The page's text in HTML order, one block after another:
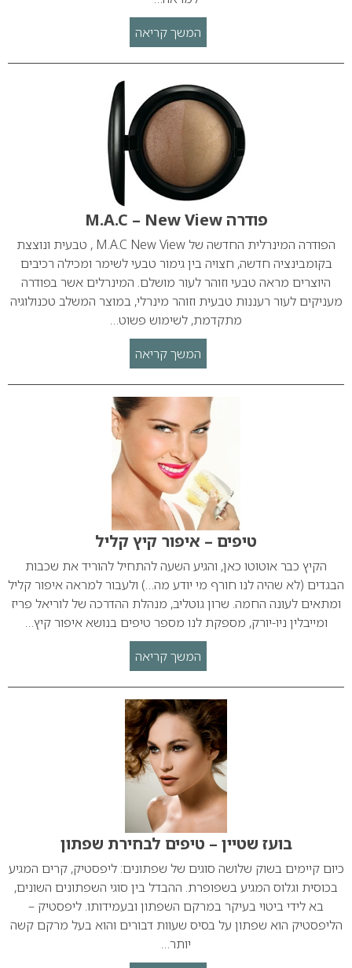
המשך קריאה
פודרה M.A.C – New View
הפודרה המינרלית החדשה של M.A.C New View , טבעית ונוצצת
בקומבינציה חדשה, חצויה בין גימור טבעי לשימר ומכילה רכיבים
היוצרים מראה טבעי וזוהר לעור מושלם. המינרלים אשר בפודרה
מעניקים לעור רעננות טבעית וזוהר מינרלי, במוצר המשלב טכנולוגיה
מתקדמת, לשימוש פשוט…
המשך קריאה
טיפים – איפור קיץ קליל
הקיץ כבר אוטוטו כאן, והגיע השעה להתחיל להוריד את שכבות
הבגדים (לא שהיה לנו חורף מי יודע מה…) ולעבור למראה איפור קליל
ומתאים לעונה החמה. שרון גוטליב, מנהלת ההדרכה של לוריאל פריז
ומייבלין ניו-יורק, מספקת לנו מספר טיפים בנושא איפור קיץ…
המשך קריאה
בועז שטיין – טיפים לבחירת שפתון
כיום קיימים בשוק שלושה סוגים של שפתונים: ליפסטיק, קרים המגיע
בכוסית וגלוס המגיע בשפופרת. ההבדל בין סוגי השפתונים השונים,
בא לידי ביטוי בעיקר במרקם השפתון ובעמידותו. ליפסטיק –
הליפסטיק הוא שפתון על בסיס שעוות דבורים והוא בעל מרקם קשה
יותר…